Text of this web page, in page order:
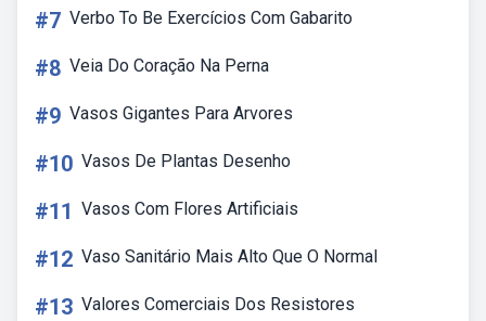
#7 Verbo To Be Exercícios Com Gabarito
#8 Veia Do Coração Na Perna
#9 Vasos Gigantes Para Arvores
#10 Vasos De Plantas Desenho
#11 Vasos Com Flores Artificiais
#12 Vaso Sanitário Mais Alto Que O Normal
#13 Valores Comerciais Dos Resistores